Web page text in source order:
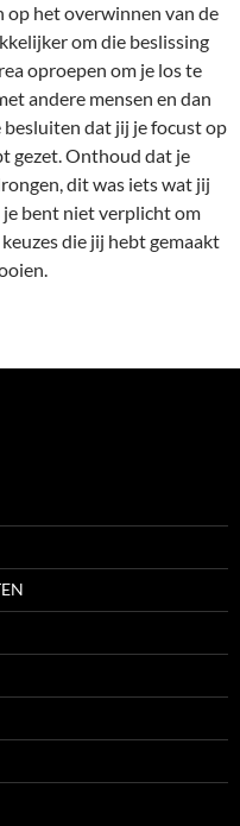
op het overwinnen van de
om die beslissing
oproepen om je los te
andere mensen en dan
dat jij je focust op
gezet. Onthoud dat je
dit was iets wat jij
bent niet verplicht om
die jij hebt gemaakt